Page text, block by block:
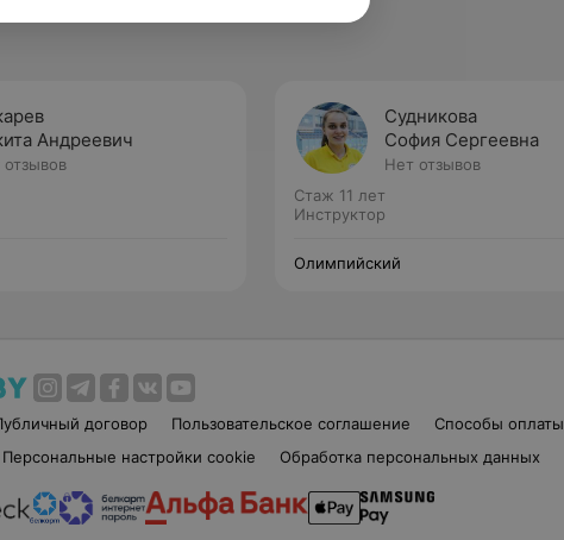
Андреевич
Судникова
София Сергеевна
Нет отзывов
Стаж 11 лет
Инструктор
Олимпийский
договор Пользовательское соглашение Способы оплаты
Персональные настройки cookie Обработка персональных данных